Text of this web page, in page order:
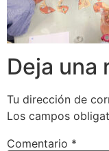
Deja una
Tu dirección de
Los campos
Comentario *